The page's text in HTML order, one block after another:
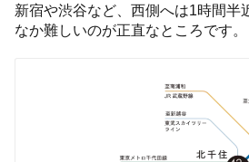
新宿や渋谷など、西側へは1時間半
なか難しいのが正直なところです。